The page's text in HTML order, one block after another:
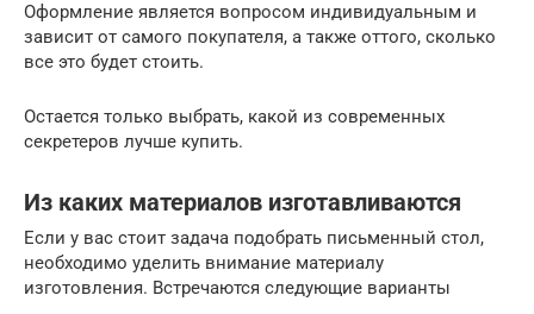
Оформление является вопросом индивидуальным и
зависит от самого покупателя, а также оттого, сколько
все это будет стоить.
Остается только выбрать, какой из современных
секретеров лучше купить.
Из каких материалов изготавливаются
Если у вас стоит задача подобрать письменный стол,
необходимо уделить внимание материалу
изготовления. Встречаются следующие варианты